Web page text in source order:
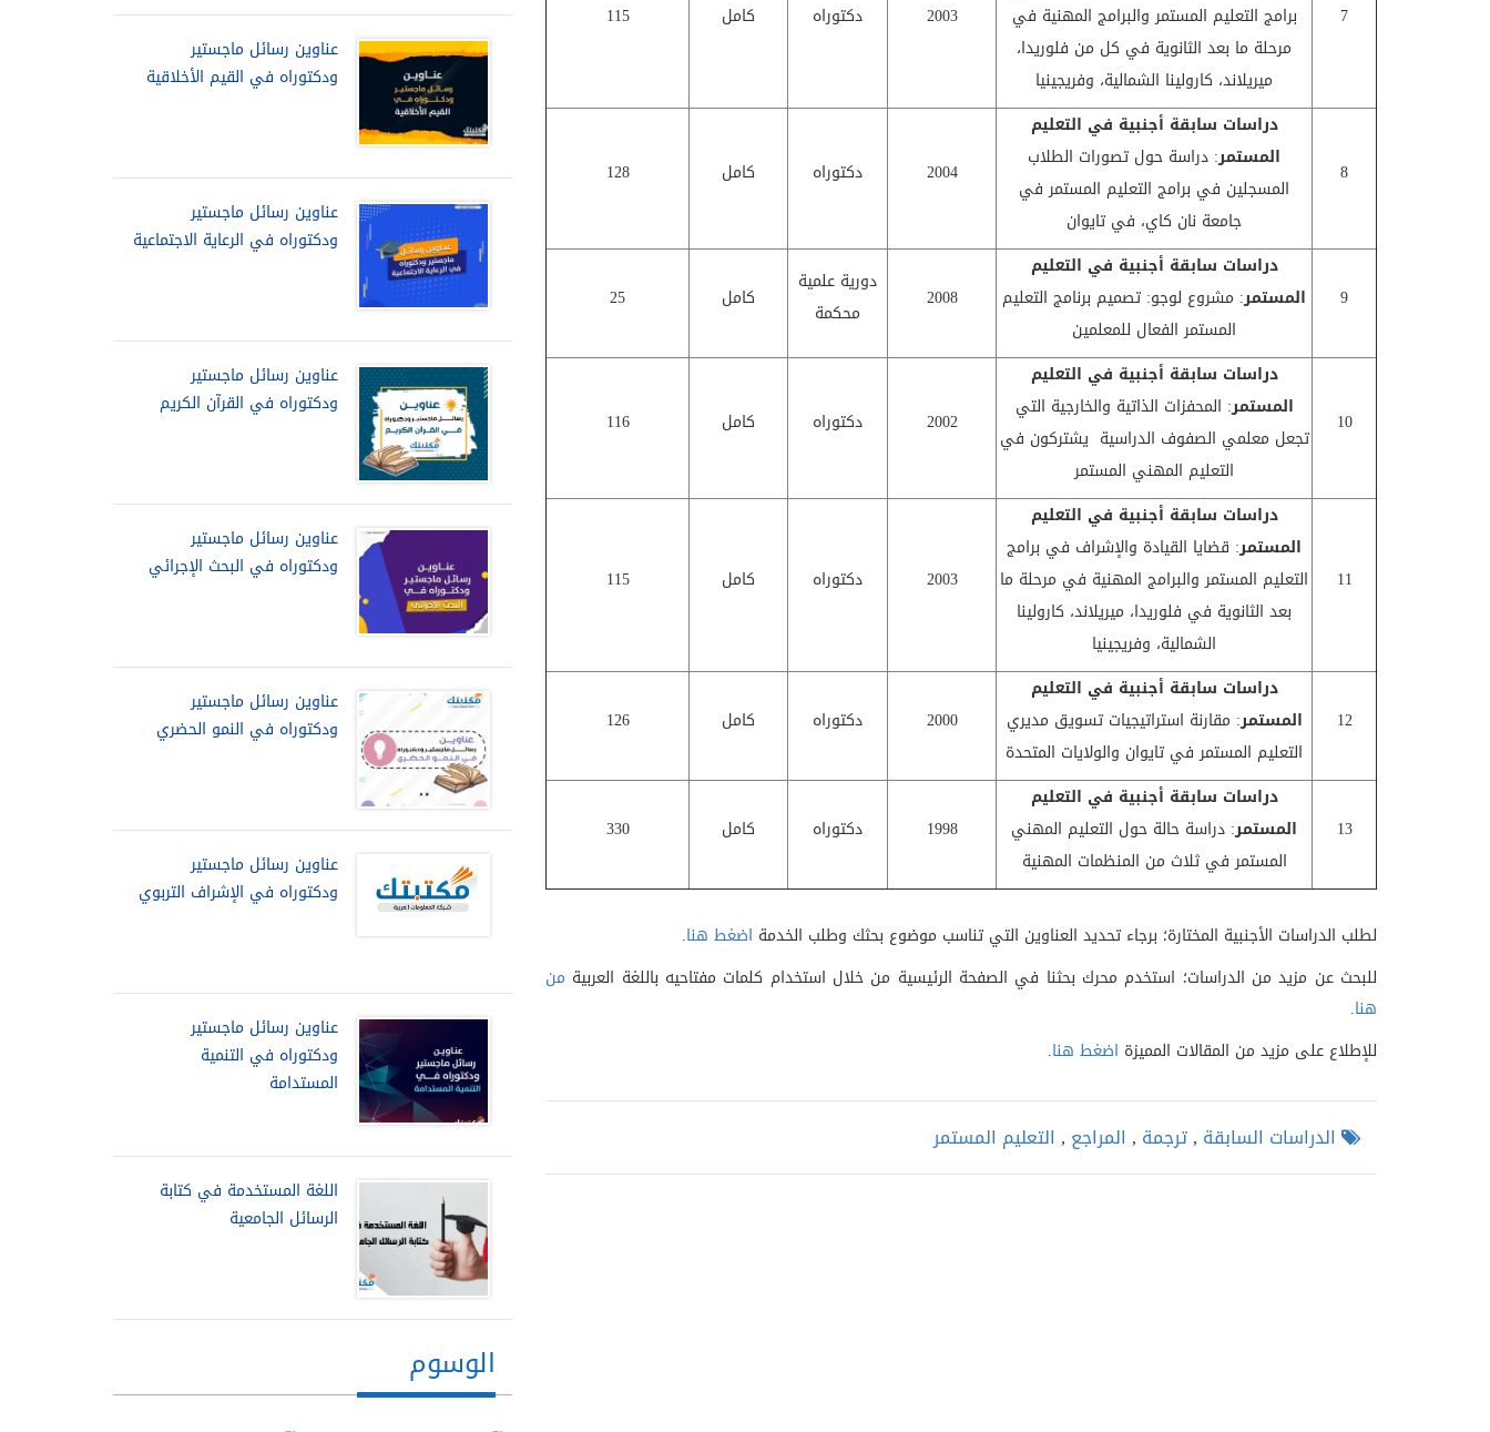
7
برامج التعليم المستمر والبرامج المهنية في
مرحلة ما بعد الثانوية في كل من فلوريدا،
ميريلاند، كارولينا الشمالية، وفريجينيا
2003 دكتوراه كامل 115
8
دراسات سابقة أجنبية في التعليم
المستمر: دراسة حول تصورات الطلاب
المسجلين في برامج التعليم المستمر في
جامعة نان كاي، في تايوان
2004 دكتوراه كامل 128
9
دراسات سابقة أجنبية في التعليم
المستمر: مشروع لوجو: تصميم برنامج التعليم
المستمر الفعال للمعلمين
2008
دورية علمية
محكمة
كامل 25
10
دراسات سابقة أجنبية في التعليم
المستمر: المحفزات الذاتية والخارجية التي
تجعل معلمي الصفوف الدراسية يشتركون في
التعليم المهني المستمر
2002 دكتوراه كامل 116
11
دراسات سابقة أجنبية في التعليم
المستمر: قضايا القيادة والإشراف في برامج
التعليم المستمر والبرامج المهنية في مرحلة ما
بعد الثانوية في فلوريدا، ميريلاند، كارولينا
الشمالية، وفريجينيا
2003 دكتوراه كامل 115
12
دراسات سابقة أجنبية في التعليم
المستمر: مقارنة استراتيجيات تسويق مديري
التعليم المستمر في تايوان والولايات المتحدة
2000 دكتوراه كامل 126
13
دراسات سابقة أجنبية في التعليم
المستمر: دراسة حالة حول التعليم المهني
المستمر في ثلاث من المنظمات المهنية
1998 دكتوراه كامل 330
لطلب الدراسات الأجنبية المختارة؛ برجاء تحديد العناوين التي تناسب موضوع بحثك وطلب الخدمة اضغط هنا.
للبحث عن مزيد من الدراسات؛ استخدم محرك بحثنا في الصفحة الرئيسية من خلال استخدام كلمات مفتاحيه باللغة العربية من
هنا.
للإطلاع على مزيد من المقالات المميزة اضغط هنا.
الدراسات السابقة ,ترجمة , المراجع , التعليم المستمر
عناوين رسائل ماجستير
ودكتوراه في القيم الأخلاقية
عناوين رسائل ماجستير
ودكتوراه في الرعاية الاجتماعية
عناوين رسائل ماجستير
ودكتوراه في القرآن الكريم
عناوين رسائل ماجستير
ودكتوراه في البحث الإجرائي
عناوين رسائل ماجستير
ودكتوراه في النمو الحضري
عناوين رسائل ماجستير
ودكتوراه في الإشراف التربوي
عناوين رسائل ماجستير
ودكتوراه في التنمية
المستدامة
اللغة المستخدمة في كتابة
الرسائل الجامعية
الوسوم